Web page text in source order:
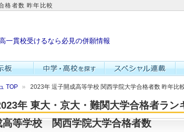
格者数 昨年比較
一貫校受けるなら必見の併願情報
TOP 2023年 逗子開成高等学校 関西学院大学合格者数 昨年比
年 東大・京大・難関大学合格者ラン
高等学校 関西学院大学合格者数